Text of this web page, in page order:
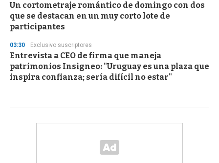
Un cortometraje romántico de domingo con dos
que se destacan en un muy corto lote de
participantes
03:30 Exclusivo suscriptores
Entrevista a CEO de firma que maneja
patrimonios Insigneo: "Uruguay es una plaza que
inspira confianza; sería difícil no estar"